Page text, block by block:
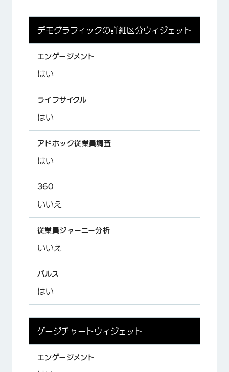
デモグラフィックの詳細区分ウィジェット
はい
はい
はい
いいえ
いいえ
はい
ゲージチャートウィジェット